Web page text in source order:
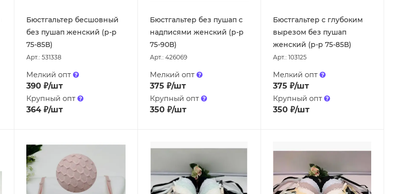
Бюстгальтер бесшовный
без пушап женский (р-р
75-85В)
Арт.: 531338
Мелкий опт
390 ₽/шт
Крупный опт
364 ₽/шт
Бюстгальтер без пушап с
надписями женский (р-р
75-90В)
Арт.: 426069
Мелкий опт
375 ₽/шт
Крупный опт
350₽/шт
Бюстгальтер с глубоким
вырезом без пушап
женский (р-р 75-85В)
Арт.: 103125
Мелкий опт
375 ₽/шт
Крупный опт
350₽/шт